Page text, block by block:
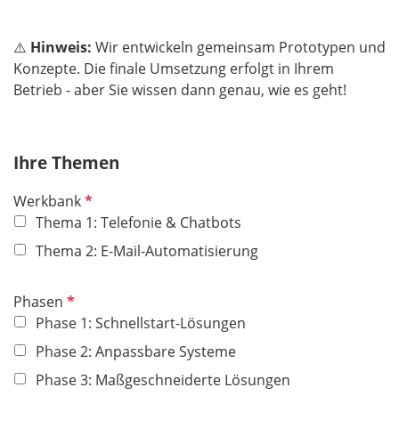
⚠️ Hinweis: Wir entwickeln gemeinsam Prototypen und
Konzepte. Die finale Umsetzung erfolgt in Ihrem
Betrieb - aber Sie wissen dann genau, wie es geht!
Ihre Themen
WerkbankP
f
t
f
e
Thema 1: Telefonie & Chatbots​​​​​​​
Thema 2: E-Mail-Automatisierung
Phasen P
f
c
Phase 1: Schnellstart-Lösungen
Phase 2: Anpassbare Systeme
Phase 3: Maßgeschneiderte Lösungen